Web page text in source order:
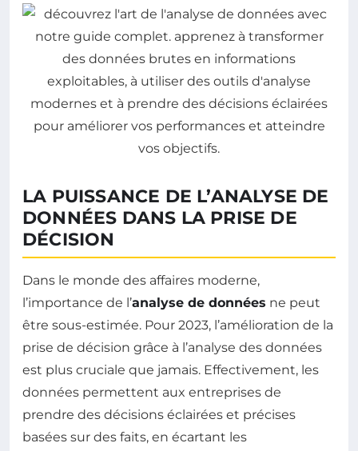
LA PUISSANCE DE L’ANALYSE DE
DONNÉES DANS LA PRISE DE
DÉCISION
Dans le monde des affaires moderne,
l’importance de l’analyse de données ne peut
être sous-estimée. Pour 2023, l’amélioration de la
prise de décision grâce à l’analyse des données
est plus cruciale que jamais. Effectivement, les
données permettent aux entreprises de
prendre des décisions éclairées et précises
basées sur des faits, en écartant les